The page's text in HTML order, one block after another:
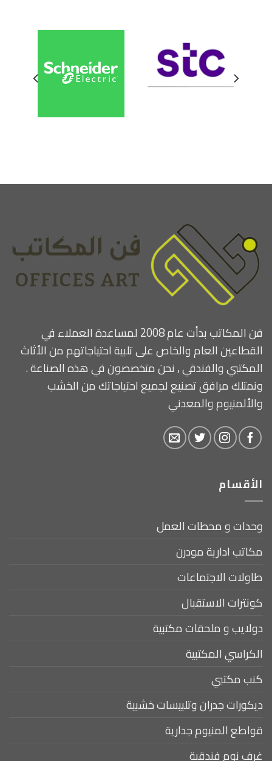
فن المكاتب بدأت عام 2008 لمساعدة العملاء في
القطاعين العام والخاص على تلبية احتياجاتهم من الأثاث
المكتبي والفندقي , نحن متخصصون في هذه الصناعة .
ونمتلك مرافق تصنيع لجميع احتياجاتك من الخشب
والألمنيوم والمعدني
الأقسام
وحدات و محطات العمل
مكاتب ادارية مودرن
طاولات الاجتماعات
كونترات الاستقبال
دولايب و ملحقات مكتبية
الكراسي المكتبية
كنب مكتبي
ديكورات جدران وتلبيسات خشبية
قواطع المنيوم جدارية
غرف نوم فندقية